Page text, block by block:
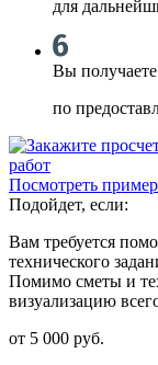
для
Вы
по
Посмотреть пример
Подойдет, если:
Вам требуется
технического
Помимо сметы и
визуализацию
от 5 000 руб.